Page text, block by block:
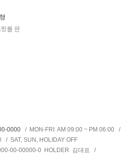
몰 완
0000
MON-FRI AM 09:00 ~ PM 06:00
SAT, SUN, HOLIDAY OFF
00-00000-0 HOLDER 김대표